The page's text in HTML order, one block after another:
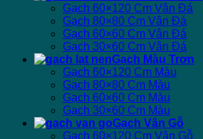
Gạch 60×120 Cm Vân Đá
Gạch 80×80 Cm Vân Đá
Gạch 60×60 Cm Vân Đá
Gạch 30×60 Cm Vân Đá
Gạch Màu Trơn
Gạch 60×120 Cm Màu
Gạch 80×80 Cm Màu
Gạch 60×60 Cm Màu
Gạch 30×60 Cm Màu
Gạch Vân Gỗ
Gạch 60×120 Cm Vân Gỗ